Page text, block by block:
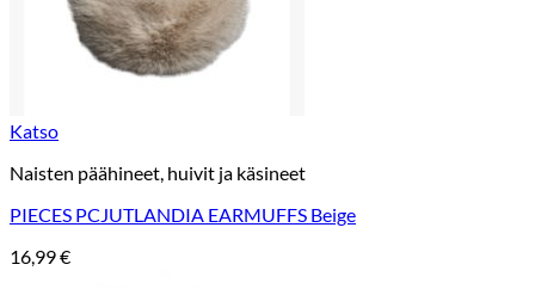
Katso
Naisten päähineet, huivit ja käsineet
PIECES PCJUTLANDIA EARMUFFS Beige
16,99€